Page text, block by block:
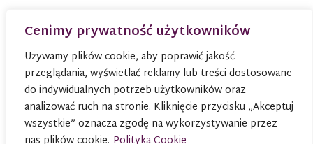
Cenimy prywatność użytkowników
Używamy plików cookie, aby poprawić jakość
przeglądania, wyświetlać reklamy lub treści dostosowane
do indywidualnych potrzeb użytkowników oraz
analizować ruch na stronie. Kliknięcie przycisku „Akceptuj
wszystkie” oznacza zgodę na wykorzystywanie przez